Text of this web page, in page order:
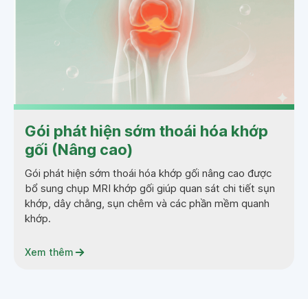
Gói phát hiện sớm thoái hóa khớp
gối (Nâng cao)
Gói phát hiện sớm thoái hóa khớp gối nâng cao được
bổ sung chụp MRI khớp gối giúp quan sát chi tiết sụn
khớp, dây chằng, sụn chêm và các phần mềm quanh
khớp.
Xem thêm